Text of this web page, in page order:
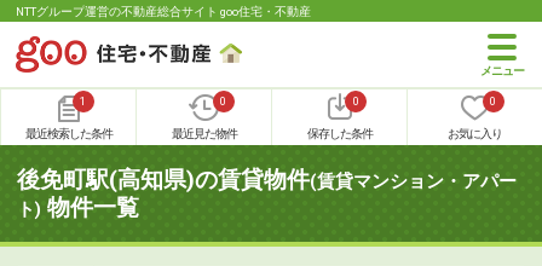
NTTグループ運営の不動産総合サイト goo住宅・不動産
1
最近検索した条件
0
最近見た物件
0
保存した条件
0
お気に入り
後免町駅(高知県)の賃貸物件(賃貸マンション・アパー
ト) 物件一覧